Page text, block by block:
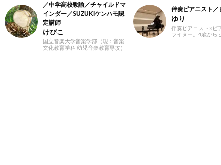
／中学高校教諭／チャイルドマ
インダー／SUZUKIケンハモ認
定講師
けぴこ
国立音楽大学音楽学部（現：音楽
文化教育学科 幼児音楽教育専攻）
伴奏ピアニスト／
ゆり
伴奏ピアニスト×ピ
ライター。4歳から